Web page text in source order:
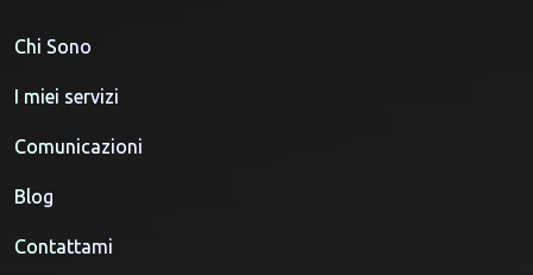
Chi Sono
I miei servizi
Comunicazioni
Blog
Contattami